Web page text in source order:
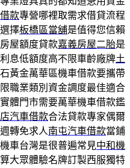
款專營哪裡取需求借貸流程
擇板橋區當舖是值得您信賴
屋額度貸款嘉義房屋二胎是
息低額度高不限車齡廠牌土
黃金萬華區機車借款要攜帶
職業類別資金調度最佳適合
實體門市需要萬華機車借款鑑
汽車借款合法貸款專家偶爾
轉免求人南屯汽車借款當鋪
車台灣是很普遍常見中和機
大眾體驗名牌訂製西服獨特